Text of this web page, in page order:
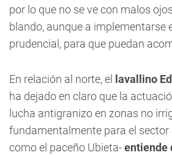
por lo que no se ve con malos
blando, aunque a implementarse
prudencial, para que puedan
En relación al norte, el lavallino
ha dejado en claro que la
lucha antigranizo en zonas no
fundamentalmente para el sector
como el paceño Ubieta-entiende